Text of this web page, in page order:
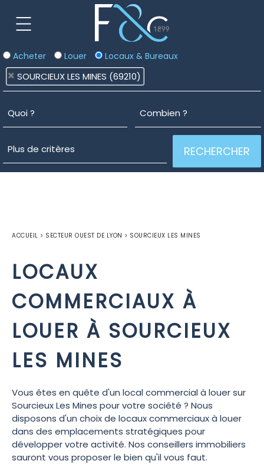
Acheter Louer Locaux & Bureaux
SOURCIEUX LES MINES (69210)
ACCUEIL > SECTEUR OUEST DE LYON > SOURCIEUX LES MINES
LOCAUX
COMMERCIAUX À
LOUER À SOURCIEUX
LES MINES
Vous êtes en quête d'un local commercial à louer sur
Sourcieux Les Mines pour votre société ? Nous
disposons d'un choix de locaux commerciaux à louer
dans des emplacements stratégiques pour
développer votre activité. Nos conseillers immobiliers
sauront vous proposer le bien qu'il vous faut.